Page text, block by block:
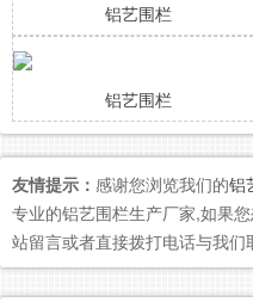
铝艺围栏
铝艺围栏
友情提示： 感谢您浏览我们的铝
专业的铝艺围栏生产厂家,如果
站留言或者直接拨打电话与我